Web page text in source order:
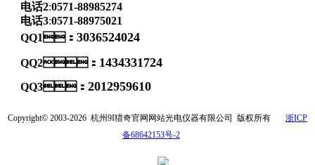
电话2:0571-88985274
电话3:0571-88975021
QQ1： 3036524024
QQ2： 1434331724
QQ3： 2012959610
Copyright© 2003-2026 杭州9I猎奇官网网站光电仪器有限公司 版权所有
浙ICP
备68642153号-2